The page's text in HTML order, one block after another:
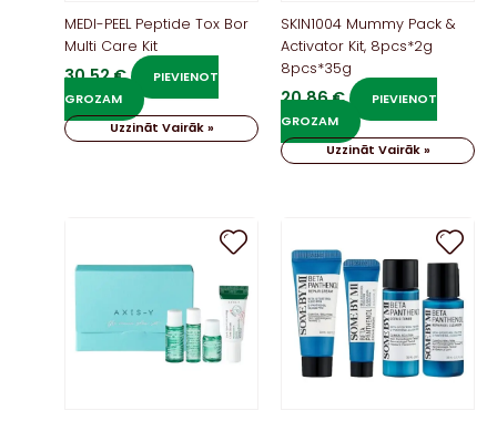
MEDI-PEEL Peptide Tox Bor
Multi Care Kit
30,52€
PIEVIENOT
GROZAM
Uzzināt Vairāk »
SKIN1004 Mummy Pack &
Activator Kit, 8pcs*2g
8pcs*35g
20,86€
PIEVIENOT
GROZAM
Uzzināt Vairāk »